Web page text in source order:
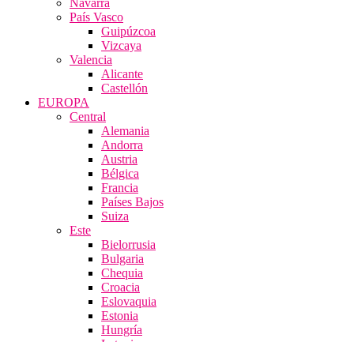
Navarra
País Vasco
Guipúzcoa
Vizcaya
Valencia
Alicante
Castellón
EUROPA
Central
Alemania
Andorra
Austria
Bélgica
Francia
Países Bajos
Suiza
Este
Bielorrusia
Bulgaria
Chequia
Croacia
Eslovaquia
Estonia
Hungría